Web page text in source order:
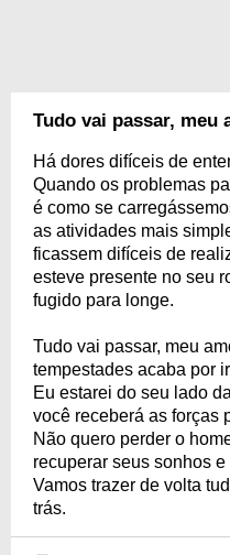
Tudo vai passar, meu
Há dores difíceis de
Quando os problemas
é como se
as atividades mais
ficassem difíceis de
esteve presente no seu
fugido para longe.
Tudo vai passar, meu
tempestades acaba por
Eu estarei do seu lado
você receberá as forças
Não quero perder o
recuperar seus sonhos
Vamos trazer de volta
trás.